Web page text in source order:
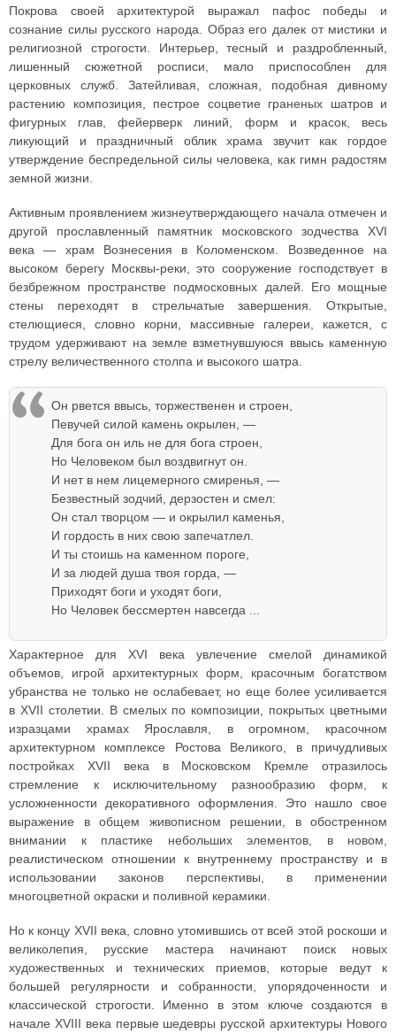
Покрова своей архитектурой выражал пафос победы и
сознание силы русского народа. Образ его далек от мистики и
религиозной строгости. Интерьер, тесный и раздробленный,
лишенный сюжетной росписи, мало приспособлен для
церковных служб. Затейливая, сложная, подобная дивному
растению композиция, пестрое соцветие граненых шатров и
фигурных глав, фейерверк линий, форм и красок, весь
ликующий и праздничный облик храма звучит как гордое
утверждение беспредельной силы человека, как гимн радостям
земной жизни.
Активным проявлением жизнеутверждающего начала отмечен и
другой прославленный памятник московского зодчества XVI
века — храм Вознесения в Коломенском. Возведенное на
высоком берегу Москвы-реки, это сооружение господствует в
безбрежном пространстве подмосковных далей. Его мощные
стены переходят в стрельчатые завершения. Открытые,
стелющиеся, словно корни, массивные галереи, кажется, с
трудом удерживают на земле взметнувшуюся ввысь каменную
стрелу величественного столпа и высокого шатра.
Он рвется ввысь, торжественен и строен,
Певучей силой камень окрылен, —
Для бога он иль не для бога строен,
Но Человеком был воздвигнут он.
И нет в нем лицемерного смиренья, —
Безвестный зодчий, дерзостен и смел:
Он стал творцом — и окрылил каменья,
И гордость в них свою запечатлел.
И ты стоишь на каменном пороге,
И за людей душа твоя горда, —
Приходят боги и уходят боги,
Но Человек бессмертен навсегда ...
Характерное для XVI века увлечение смелой динамикой
объемов, игрой архитектурных форм, красочным богатством
убранства не только не ослабевает, но еще более усиливается
в XVII столетии. В смелых по композиции, покрытых цветными
изразцами храмах Ярославля, в огромном, красочном
архитектурном комплексе Ростова Великого, в причудливых
постройках XVII века в Московском Кремле отразилось
стремление к исключительному разнообразию форм, к
усложненности декоративного оформления. Это нашло свое
выражение в общем живописном решении, в обостренном
внимании к пластике небольших элементов, в новом,
реалистическом отношении к внутреннему пространству и в
использовании законов перспективы, в применении
многоцветной окраски и поливной керамики.
Но к концу XVII века, словно утомившись от всей этой роскоши и
великолепия, русские мастера начинают поиск новых
художественных и технических приемов, которые ведут к
большей регулярности и собранности, упорядоченности и
классической строгости. Именно в этом ключе создаются в
начале XVIII века первые шедевры русской архитектуры Нового